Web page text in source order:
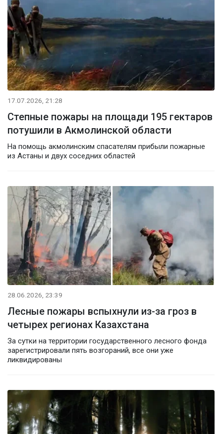
17.07.2026, 21:28
Степные пожары на площади 195 гектаров
потушили в Акмолинской области
На помощь акмолинским спасателям прибыли пожарные
из Астаны и двух соседних областей
28.06.2026, 23:39
Лесные пожары вспыхнули из-за гроз в
четырех регионах Казахстана
За сутки на территории государственного лесного фонда
зарегистрировали пять возгораний, все они уже
ликвидированы